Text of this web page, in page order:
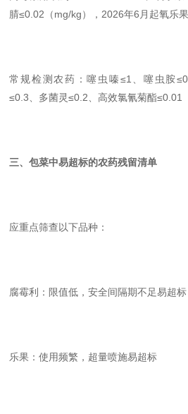
腈≤0.02（mg/kg），2026年6月起氧乐果
常规检测农药：噻虫嗪≤1、噻虫胺
≤0.3、多菌灵≤0.2、高效氯氰菊酯≤0.01
三、包菜中易超标的农药残留清单
应重点筛查以下品种：
腐霉利：限值低，安全间隔期不足易超标
乐果：使用频繁，超量喷施易超标